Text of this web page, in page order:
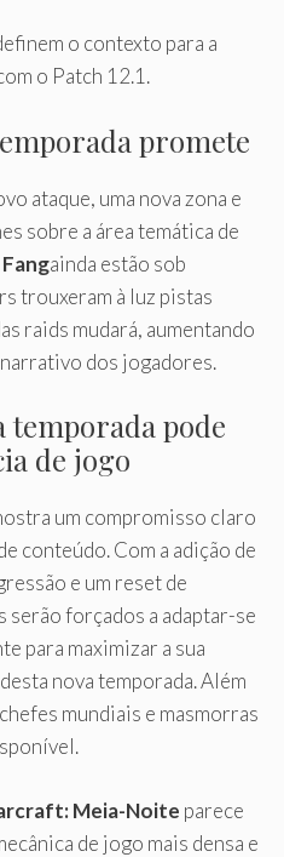
o contexto para a
o Patch 12.1.
promete
ataque, uma nova zona e
sobre a área temática de
ainda estão sob
trouxeram à luz pistas
raids mudará, aumentando
dos jogadores.
temporada pode
de jogo
um compromisso claro
conteúdo. Com a adição de
e um reset de
forçados a adaptar-se
para maximizar a sua
nova temporada. Além
mundiais e masmorras
Meia-Noite parece
de jogo mais densa e